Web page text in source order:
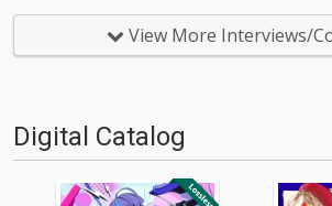
仕事人…!〈アーカイ奉行〉が今
日もデジタルの乱世を治め
る…!'''〈アーカイ奉行〉と
仕事人…!
日もデ
る…!'''〈
View More Interviews/
Digital Catalog